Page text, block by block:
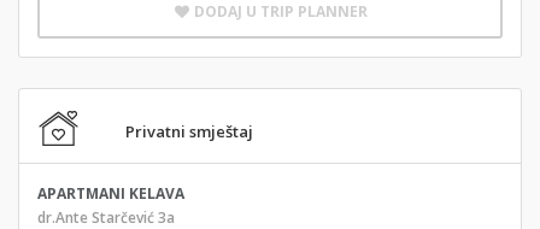
DODAJ U TRIP PLANNER
Privatni smještaj
APARTMANI KELAVA
dr.Ante Starčević 3a